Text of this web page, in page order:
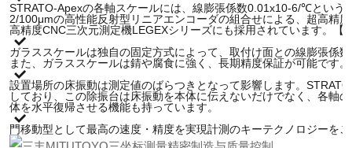
STRATO-Apexの各軸スケールには、線膨張係数0.01x10-6/℃という
2/100μmの高性能反射型リニアエンコーダの組合せによる、超高精
高精度CNC三次元測定機LEGEXシリーズにも採用されています。【
ガラススケールは独自の固定方式によって、取付け面との線膨張係
また、ガラススケールは錆や腐食に強く、長期精度保証が可能です。
設置場所の床振動は測定値のばらつきとなって影響します。
しており、この除振台は床振動を本体に伝えないだけでなく、各軸
体を水平復帰させる機能も持っています。
門移動型として最高の速度・精度を実現計測のキーテクノロジーを